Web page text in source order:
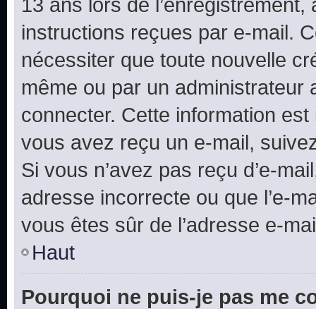
instructions reçues par e-mail.
nécessiter que toute nouvelle
même ou par un
connecter. Cette information
vous avez reçu un e-mail,
Si vous n’avez pas reçu d’e-
adresse incorrecte ou que l’e-
vous êtes sûr de l’adresse e-
Haut
Pourquoi ne puis-je pas me